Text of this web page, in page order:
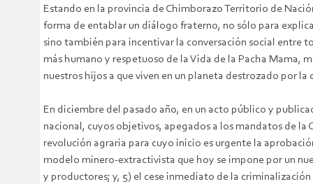
Estando en la provincia de Chimborazo Territorio de
forma de entablar un diálogo fraterno, no sólo para
sino también para incentivar la conversación social entre
más humano y respetuoso de la Vida de la Pacha Mama,
nuestros hijos a que viven en un planeta destrozado por
En diciembre del pasado año, en un acto público y
nacional, cuyos objetivos, apegados a los mandatos de
revolución agraria para cuyo inicio es urgente la
modelo minero-extractivista que hoy se impone por un
y productores; y, 5) el cese inmediato de la